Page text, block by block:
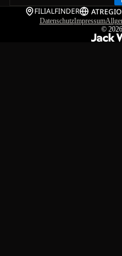
FILIALFINDER AT
DatenschutzImpressum
© 2026